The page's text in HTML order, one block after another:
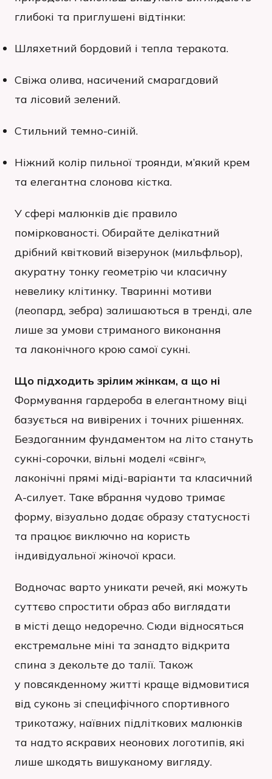
глибокі та приглушені відтінки:
Шляхетний бордовий і тепла теракота.
Свіжа олива, насичений смарагдовий
та лісовий зелений.
Стильний темно-синій.
Ніжний колір пильної троянди, м’який крем
та елегантна слонова кістка.
У сфері малюнків діє правило
поміркованості. Обирайте делікатний
дрібний квітковий візерунок (мильфльор),
акуратну тонку геометрію чи класичну
невелику клітинку. Тваринні мотиви
(леопард, зебра) залишаються в тренді, але
лише за умови стриманого виконання
та лаконічного крою самої сукні.
Що підходить зрілим жінкам, а що ні
Формування гардероба в елегантному віці
базується на вивірених і точних рішеннях.
Бездоганним фундаментом на літо стануть
сукні-сорочки, вільні моделі «свінг»,
лаконічні прямі міді-варіанти та класичний
А-силует. Таке вбрання чудово тримає
форму, візуально додає образу статусності
та працює виключно на користь
індивідуальної жіночої краси.
Водночас варто уникати речей, які можуть
суттєво спростити образ або виглядати
в місті дещо недоречно. Сюди відносяться
екстремальне міні та занадто відкрита
спина з декольте до талії. Також
у повсякденному житті краще відмовитися
від суконь зі специфічного спортивного
трикотажу, наївних підліткових малюнків
та надто яскравих неонових логотипів, які
лише шкодять вишуканому вигляду.